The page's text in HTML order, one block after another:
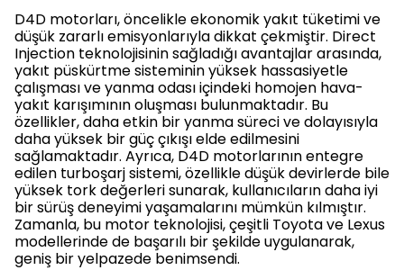
D4D motorları, öncelikle ekonomik yakıt tüketimi ve
düşük zararlı emisyonlarıyla dikkat çekmiştir. Direct
Injection teknolojisinin sağladığı avantajlar arasında,
yakıt püskürtme sisteminin yüksek hassasiyetle
çalışması ve yanma odası içindeki homojen hava-
yakıt karışımının oluşması bulunmaktadır. Bu
özellikler, daha etkin bir yanma süreci ve dolayısıyla
daha yüksek bir güç çıkışı elde edilmesini
sağlamaktadır. Ayrıca, D4D motorlarının entegre
edilen turboşarj sistemi, özellikle düşük devirlerde bile
yüksek tork değerleri sunarak, kullanıcıların daha iyi
bir sürüş deneyimi yaşamalarını mümkün kılmıştır.
Zamanla, bu motor teknolojisi, çeşitli Toyota ve Lexus
modellerinde de başarılı bir şekilde uygulanarak,
geniş bir yelpazede benimsendi.